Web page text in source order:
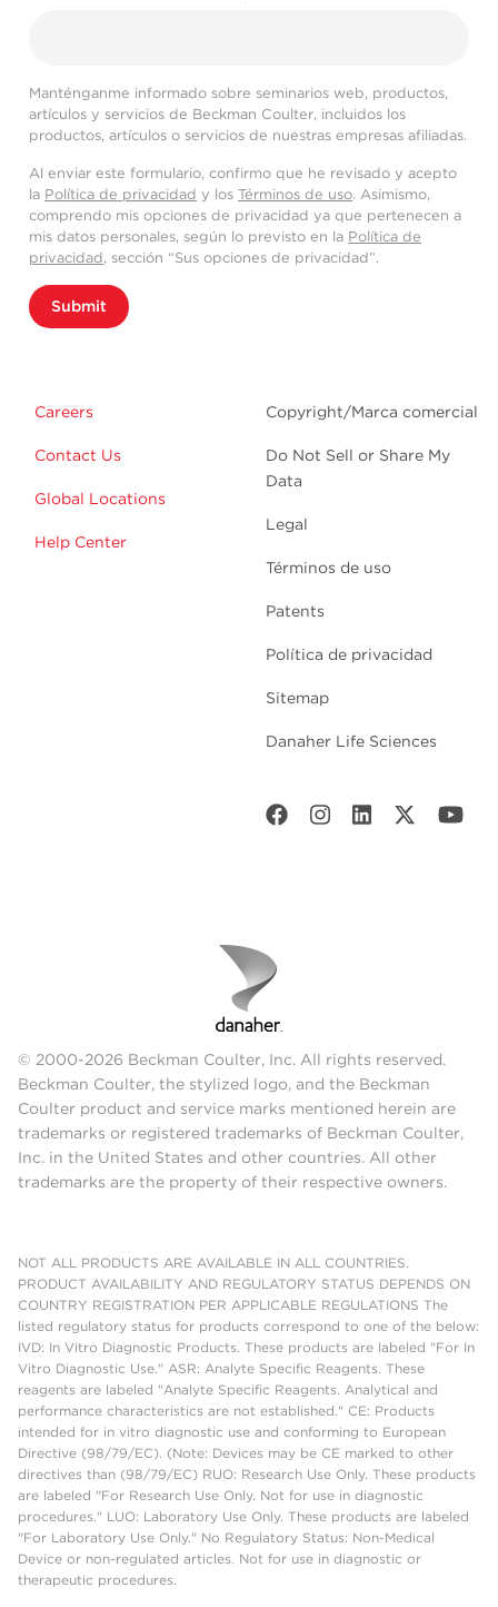
Manténganme informado sobre seminarios web, productos,
artículos y servicios de Beckman Coulter, incluidos los
productos, artículos o servicios de nuestras empresas afiliadas.
Al enviar este formulario, confirmo que he revisado y acepto
la Política de privacidad y los Términos de uso. Asimismo,
comprendo mis opciones de privacidad ya que pertenecen a
mis datos personales, según lo previsto en la Política de
privacidad, sección “Sus opciones de privacidad”.
Submit
Careers
Contact Us
Global Locations
Help Center
Copyright/Marca comercial
Do Not Sell or Share My
Data
Legal
Términos de uso
Patents
Política de privacidad
Sitemap
Danaher Life Sciences
© 2000-2026 Beckman Coulter, Inc. All rights reserved.
Beckman Coulter, the stylized logo, and the Beckman
Coulter product and service marks mentioned herein are
trademarks or registered trademarks of Beckman Coulter,
Inc. in the United States and other countries. All other
trademarks are the property of their respective owners.
NOT ALL PRODUCTS ARE AVAILABLE IN ALL COUNTRIES.
PRODUCT AVAILABILITY AND REGULATORY STATUS DEPENDS ON
COUNTRY REGISTRATION PER APPLICABLE REGULATIONS The
listed regulatory status for products correspond to one of the below:
IVD: In Vitro Diagnostic Products. These products are labeled "For In
Vitro Diagnostic Use." ASR: Analyte Specific Reagents. These
reagents are labeled "Analyte Specific Reagents. Analytical and
performance characteristics are not established." CE: Products
intended for in vitro diagnostic use and conforming to European
Directive (98/79/EC). (Note: Devices may be CE marked to other
directives than (98/79/EC) RUO: Research Use Only. These products
are labeled "For Research Use Only. Not for use in diagnostic
procedures." LUO: Laboratory Use Only. These products are labeled
"For Laboratory Use Only." No Regulatory Status: Non-Medical
Device or non-regulated articles. Not for use in diagnostic or
therapeutic procedures.